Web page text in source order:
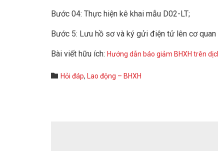
Bước 04: Thực hiện kê khai mẫu D02-LT;
Bước 5: Lưu hồ sơ và ký gửi điện tử lên cơ quan
Bài viết hữu ích: Hướng dẫn báo giảm BHXH trên
 Category
Hỏi đáp, Lao động – BHXH